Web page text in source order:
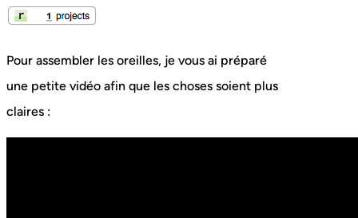
Pour assembler les oreilles, je vous ai préparé
une petite vidéo afin que les choses soient plus
claires :